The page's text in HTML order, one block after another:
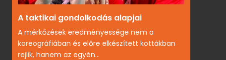
A taktikai gondolkodás alapjai
A mérkőzések eredményessége nem a
koreográfiában és előre elkészített kottákban
rejlik, hanem az egyén...